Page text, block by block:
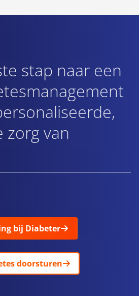
stap naar een
zorg van
bij Diabeter
doorsturen